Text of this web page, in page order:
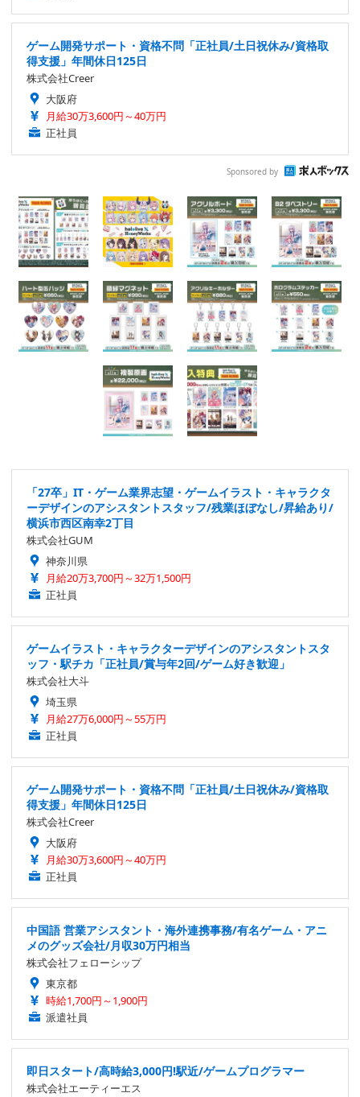
ゲーム開発サポート・資格不問「正社員/土日祝休み/資格取
得支援」年間休日125日
株式会社Creer
大阪府
月給30万3,600円～40万円
正社員
Sponsored by
「27卒」IT・ゲーム業界志望・ゲームイラスト・キャラクタ
ーデザインのアシスタントスタッフ/残業ほぼなし/昇給あり/
横浜市西区南幸2丁目
株式会社GUM
神奈川県
月給20万3,700円～32万1,500円
正社員
ゲームイラスト・キャラクターデザインのアシスタントスタ
ッフ・駅チカ「正社員/賞与年2回/ゲーム好き歓迎」
株式会社大斗
埼玉県
月給27万6,000円～55万円
正社員
ゲーム開発サポート・資格不問「正社員/土日祝休み/資格取
得支援」年間休日125日
株式会社Creer
大阪府
月給30万3,600円～40万円
正社員
中国語 営業アシスタント・海外連携事務/有名ゲーム・アニ
メのグッズ会社/月収30万円相当
株式会社フェローシップ
東京都
時給1,700円～1,900円
派遣社員
即日スタート/高時給3,000円!駅近/ゲームプログラマー
株式会社エーティーエス